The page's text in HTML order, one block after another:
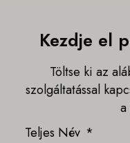
Kezdje el
Töltse ki az
szolgáltatással
a
Teljes Név